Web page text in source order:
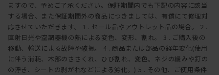
ますので、予めご了承ください。保証期間内でも下記の内容に該当
する場合、また保証期間外の商品につきましては、有償にて修理対
応させていただきます。 1 . セール品やアウトレット品の場合。 2 .
直射日光や空調器機の熱による変色、変形、割れ。 3 . ご購入後の
移動、輸送による故障や破損。 4 . 商品または部品の経年変化(使用
に伴う消耗、木部のささくれ、ひび割れ、変色。ネジの緩みや釘の
の浮き、シートの剥がれなどによる劣化。) 5 . その他、ご使用条件